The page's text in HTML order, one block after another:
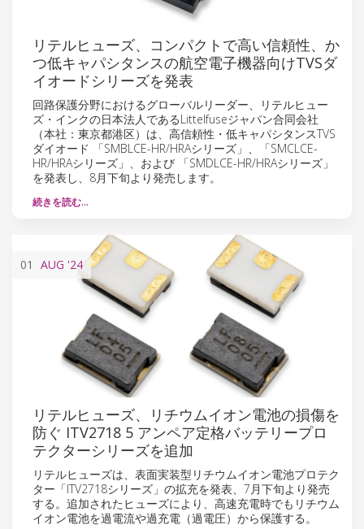
リテルヒューズ、コンパクトで高い信頼性、か
つ低キャパシタンスの航空電子機器向けTVSダ
イオードシリーズを発表
回路保護分野におけるグローバルリーダー、リテルヒュー
ズ・インクの日本法人であるLittelfuseジャパン合同会社
（本社：東京都港区）は、高信頼性・低キャパシタンスTVS
ダイオード 「SMBLCE-HR/HRAシリーズ」、「SMCLCE-
HR/HRAシリーズ」、および 「SMDLCE-HR/HRAシリーズ」
を発表し、8月下旬より発売します。
続きを読む…
01 AUG '24
リテルヒューズ、リチウムイオン電池の損傷を
防ぐ ITV2718 5 アンペア定格バッテリープロ
テクターシリーズを追加
リテルヒューズは、表面実装型リチウムイオン電池プロテク
ター「ITV2718シリーズ」の拡充を発表、7月下旬より発売
する。追加されたヒューズにより、高速充電時でもリチウム
イオン電池を過電流や過充電（過電圧）から保護する。